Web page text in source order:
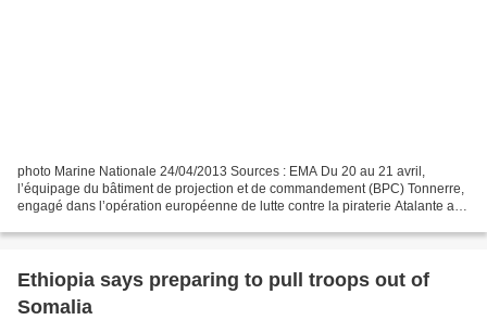
photo Marine Nationale 24/04/2013 Sources : EMA Du 20 au 21 avril,
l’équipage du bâtiment de projection et de commandement (BPC) Tonnerre,
engagé dans l’opération européenne de lutte contre la piraterie Atalante a
Ethiopia says preparing to pull troops out of
Somalia